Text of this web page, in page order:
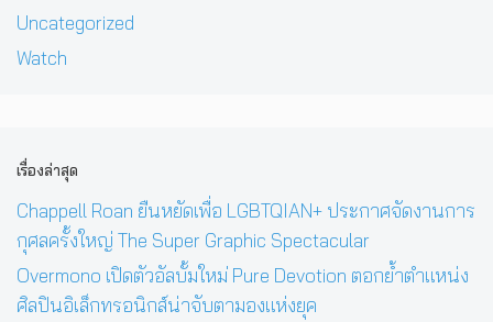
Uncategorized
Watch
เรื่องล่าสุด
Chappell Roan ยืนหยัดเพื่อ LGBTQIAN+ ประกาศจัดงานการ
กุศลครั้งใหญ่ The Super Graphic Spectacular
Overmono เปิดตัวอัลบั้มใหม่ Pure Devotion ตอกย้ำตำแหน่ง
ศิลปินอิเล็กทรอนิกส์น่าจับตามองแห่งยุค